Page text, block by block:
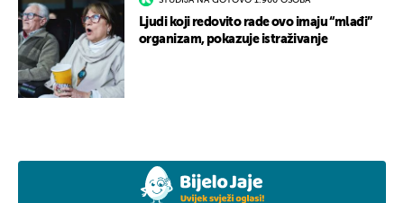
Ljudi koji redovito rade ovo imaju “mlađi”
organizam, pokazuje istraživanje